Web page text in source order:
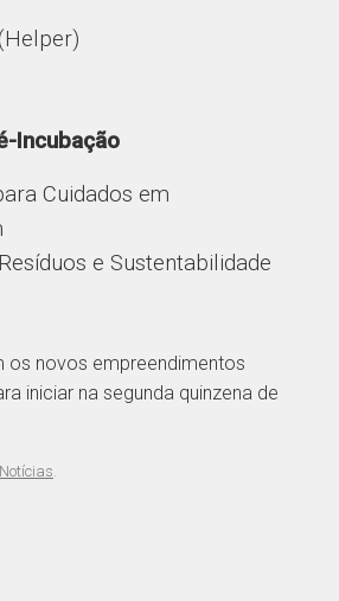
Incubação
Cuidados em
e Sustentabilidade
os novos empreendimentos
iniciar na segunda quinzena de
Notícias.